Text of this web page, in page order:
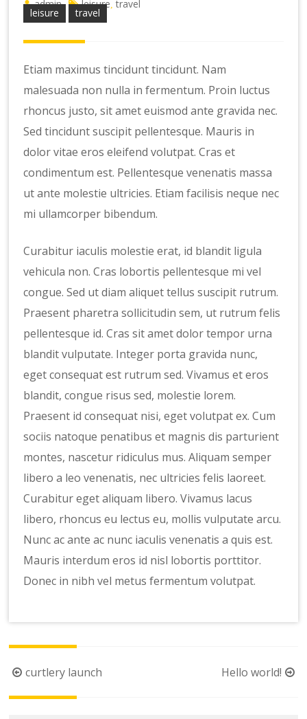
leisure travel
admin leisure ,travel
Etiam maximus tincidunt tincidunt. Nam
malesuada non nulla in fermentum. Proin luctus
rhoncus justo, sit amet euismod ante gravida nec.
Sed tincidunt suscipit pellentesque. Mauris in
dolor vitae eros eleifend volutpat. Cras et
condimentum est. Pellentesque venenatis massa
ut ante molestie ultricies. Etiam facilisis neque nec
mi ullamcorper bibendum.
Curabitur iaculis molestie erat, id blandit ligula
vehicula non. Cras lobortis pellentesque mi vel
congue. Sed ut diam aliquet tellus suscipit rutrum.
Praesent pharetra sollicitudin sem, ut rutrum felis
pellentesque id. Cras sit amet dolor tempor urna
blandit vulputate. Integer porta gravida nunc,
eget consequat est rutrum sed. Vivamus et eros
blandit, congue risus sed, molestie lorem.
Praesent id consequat nisi, eget volutpat ex. Cum
sociis natoque penatibus et magnis dis parturient
montes, nascetur ridiculus mus. Aliquam semper
libero a leo venenatis, nec ultricies felis laoreet.
Curabitur eget aliquam libero. Vivamus lacus
libero, rhoncus eu lectus eu, mollis vulputate arcu.
Nunc ac ante ac nunc iaculis venenatis a quis est.
Mauris interdum eros id nisl lobortis porttitor.
Donec in nibh vel metus fermentum volutpat.
Berichtnavigatie
curtlery launch Hello world!